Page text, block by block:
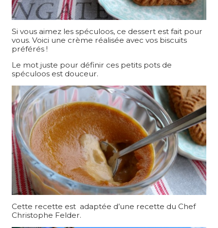
Si vous aimez les spéculoos, ce dessert est fait pour
vous. Voici une crème réalisée avec vos biscuits
préférés !
Le mot juste pour définir ces petits pots de
spéculoos est douceur.
Cette recette est adaptée d’une recette du Chef
Christophe Felder.